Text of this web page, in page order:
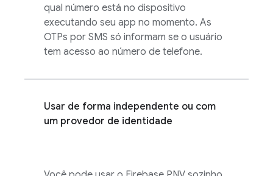
qual número está no dispositivo
executando seu app no momento. As
OTPs por SMS só informam se o usuário
tem acesso ao número de telefone.
Usar de forma independente ou com
um provedor de identidade